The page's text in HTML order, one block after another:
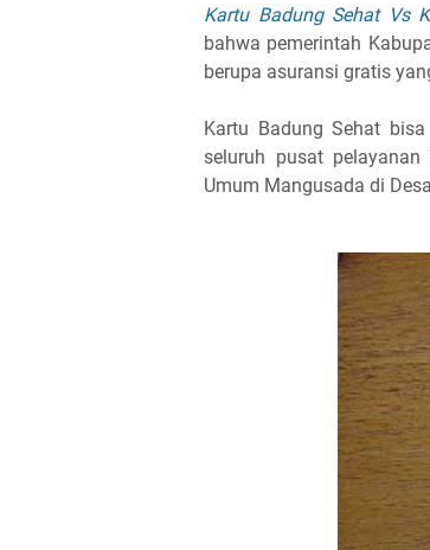
Kartu Badung Sehat Vs
bahwa pemerintah
berupa asuransi gratis
Kartu Badung Sehat
seluruh pusat
Umum Mangusada di